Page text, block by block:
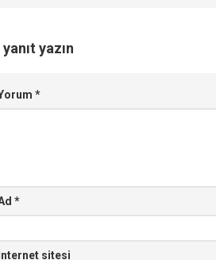
yazın
*
*
sitesi